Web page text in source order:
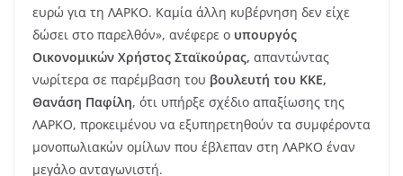
ευρώ για τη ΛΑΡΚΟ. Καμία άλλη κυβέρνηση δεν είχε
δώσει στο παρελθόν», ανέφερε ο υπουργός
Οικονομικών Χρήστος Σταϊκούρας, απαντώντας
νωρίτερα σε παρέμβαση του βουλευτή του ΚΚΕ,
Θανάση Παφίλη, ότι υπήρξε σχέδιο απαξίωσης της
ΛΑΡΚΟ, προκειμένου να εξυπηρετηθούν τα συμφέροντα
μονοπωλιακών ομίλων που έβλεπαν στη ΛΑΡΚΟ έναν
μεγάλο ανταγωνιστή.